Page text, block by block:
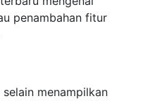
penambahan fitur
menampilkan